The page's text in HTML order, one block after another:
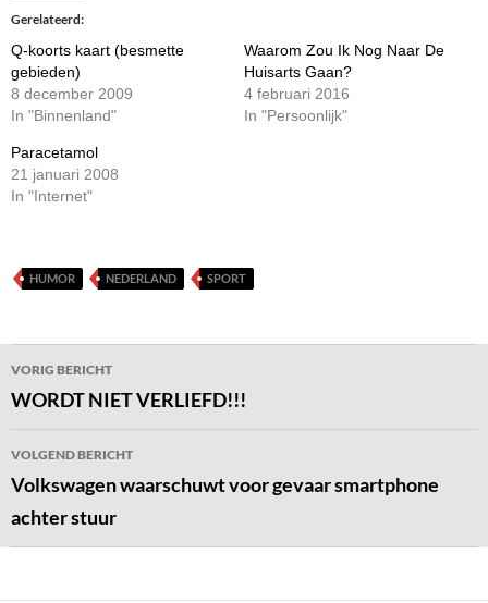
Gerelateerd
Q-koorts kaart (besmette
gebieden)
8 december 2009
In "Binnenland"
Waarom Zou Ik Nog Naar De
Huisarts Gaan?
4 februari 2016
In "Persoonlijk"
Paracetamol
21 januari 2008
In "Internet"
HUMOR NEDERLAND SPORT
Bericht
navigatie
VORIG BERICHT
WORDT NIET VERLIEFD!!!
VOLGEND BERICHT
Volkswagen waarschuwt voor gevaar smartphone
achter stuur